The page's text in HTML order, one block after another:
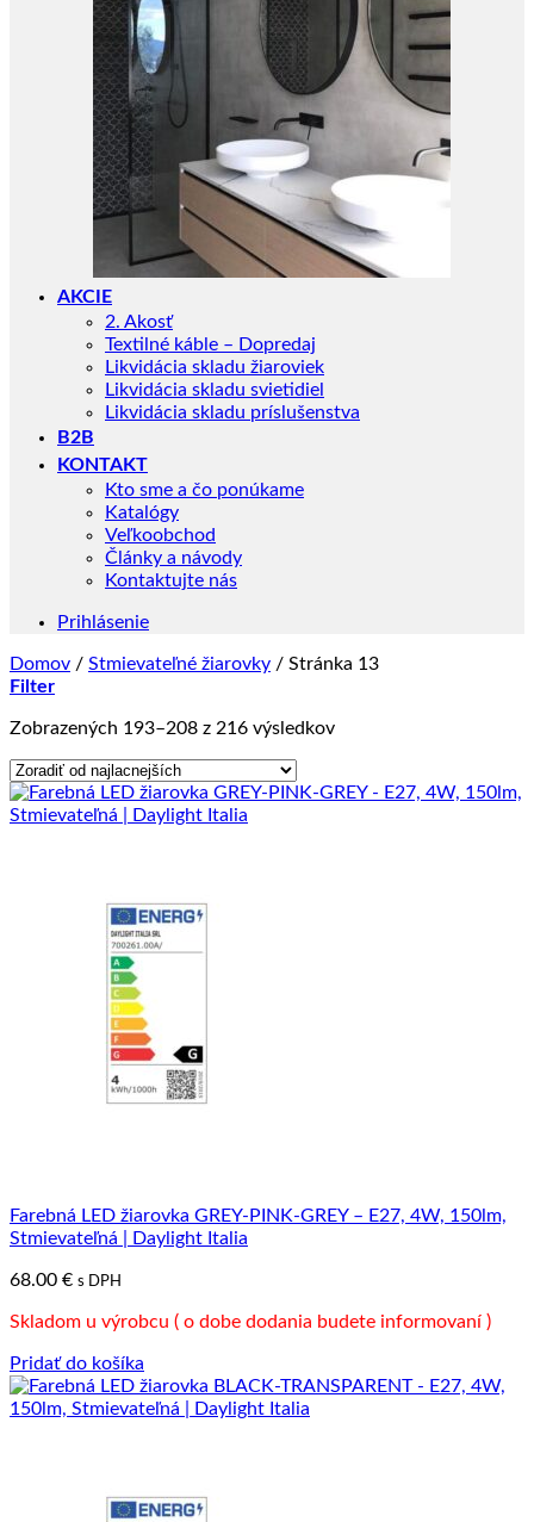
AKCIE
2. Akosť
Textilné káble – Dopredaj
Likvidácia skladu žiaroviek
Likvidácia skladu svietidiel
Likvidácia skladu príslušenstva
B2B
KONTAKT
Kto sme a čo ponúkame
Katalógy
Veľkoobchod
Články a návody
Kontaktujte nás
Prihlásenie
Domov / Stmievateľné žiarovky / Stránka 13
Filter
Zobrazených 193–208 z 216 výsledkovZoradené
od
Farebná LED žiarovka GREY-PINK-GREY – E27, 4W, 150lm,
Stmievateľná | Daylight Italia
68.00 € s DPH
Skladom u výrobcu ( o dobe dodania budete informovaní )
Pridať do košíka